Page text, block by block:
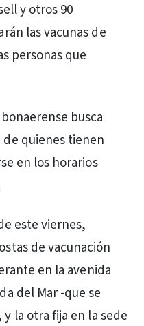
y otros 90
las vacunas de
personas que
busca
quienes tienen
en los horarios
este viernes,
de vacunación
en la avenida
del Mar -que se
la otra fija en la sede